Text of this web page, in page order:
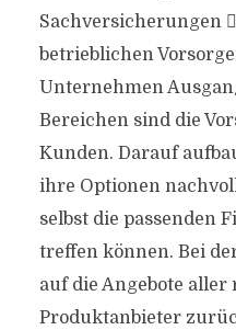
Sachversicherungen
betrieblichen
Unternehmen
Bereichen sind die
Kunden. Darauf
ihre Optionen
selbst die passenden
treffen können. Bei
auf die Angebote aller
Produktanbieter